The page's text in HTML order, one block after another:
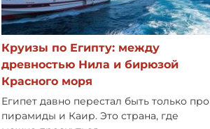
Круизы по Египту: между
древностью Нила и бирюзой
Красного моря
Египет давно перестал быть только про
пирамиды и Каир. Это страна, где